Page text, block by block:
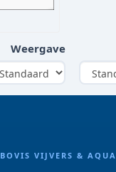
Weergave
BOVIS VIJVERS &